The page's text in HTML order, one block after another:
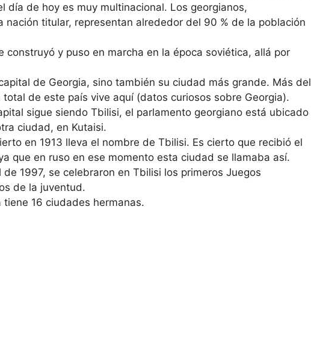
día de hoy es muy multinacional. Los georgianos,
nación titular, representan alrededor del 90 % de la población
construyó y puso en marcha en la época soviética, allá por
de Georgia, sino también su ciudad más grande. Más del
total de este país vive aquí (datos curiosos sobre Georgia).
sigue siendo Tbilisi, el parlamento georgiano está ubicado
ciudad, en Kutaisi.
en 1913 lleva el nombre de Tbilisi. Es cierto que recibió el
que en ruso en ese momento esta ciudad se llamaba así.
1997, se celebraron en Tbilisi los primeros Juegos
de la juventud.
tiene 16 ciudades hermanas.